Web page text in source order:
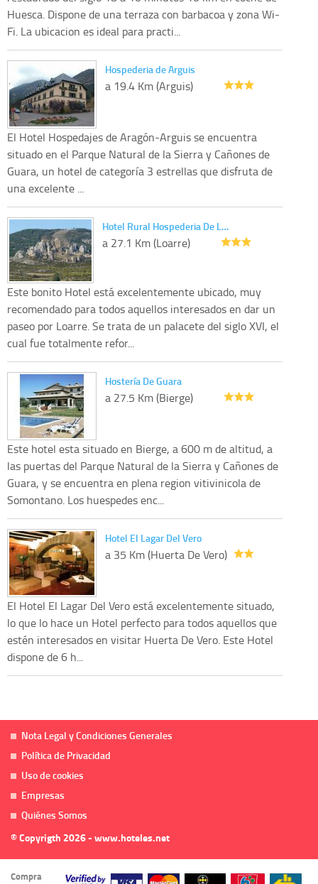
Huesca. Dispone de una terraza con barbacoa y zona Wi-
Fi. La ubicacion es ideal para practi...
Hospederia de Arguis
a 19.4 Km (Arguis)
El Hotel Hospedajes de Aragón-Arguis se encuentra
situado en el Parque Natural de la Sierra y Cañones de
Guara, un hotel de categoría 3 estrellas que disfruta de
una excelente ...
Hotel Rural Hospederia De L…
a 27.1 Km (Loarre)
Este bonito Hotel está excelentemente ubicado, muy
recomendado para todos aquellos interesados en dar un
paseo por Loarre. Se trata de un palacete del siglo XVI, el
cual fue totalmente refor...
Hostería De Guara
a 27.5 Km (Bierge)
Este hotel esta situado en Bierge, a 600 m de altitud, a
las puertas del Parque Natural de la Sierra y Cañones de
Guara, y se encuentra en plena region vitivinicola de
Somontano. Los huespedes enc...
Hotel El Lagar Del Vero
a 35 Km (Huerta De Vero)
El Hotel El Lagar Del Vero está excelentemente situado,
lo que lo hace un Hotel perfecto para todos aquellos que
estén interesados en visitar Huerta De Vero. Este Hotel
dispone de 6 h...
Nota Legal y Condiciones Generales
Política de Privacidad
Uso de cookies
Empresas
Quiénes Somos
© Copyrigth 2026 - www.hoteles.net
Compra